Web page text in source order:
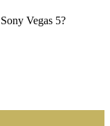
Vegas 5?